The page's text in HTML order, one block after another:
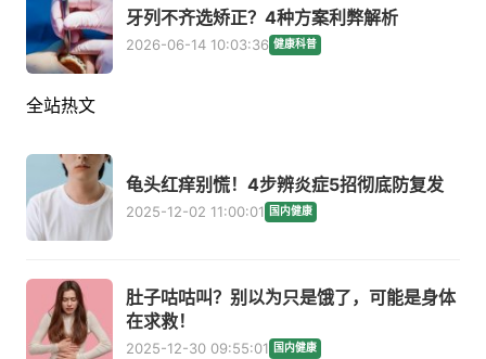
牙列不齐选矫正？4种方案利弊解析
2026-06-14 10:03:36 健康科普
全站热文
龟头红痒别慌！4步辨炎症5招彻底防复发
2025-12-02 11:00:01 国内健康
肚子咕咕叫？别以为只是饿了，可能是身体
在求救！
2025-12-30 09:55:01 国内健康